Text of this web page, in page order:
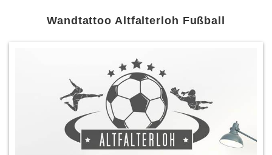
Wandtattoo Altfalterloh Fußball